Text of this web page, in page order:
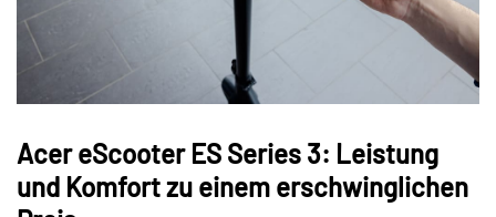
Acer eScooter ES Series 3: Leistung
und Komfort zu einem erschwinglichen